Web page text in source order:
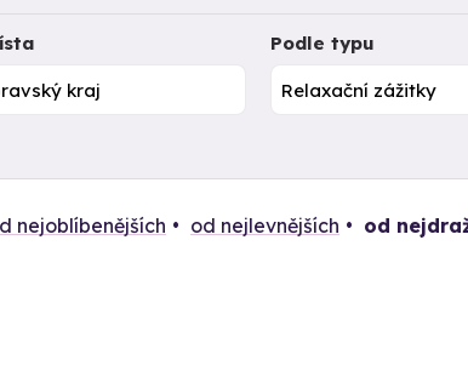
Podle typu
nejoblíbenějších od nejlevnějších od